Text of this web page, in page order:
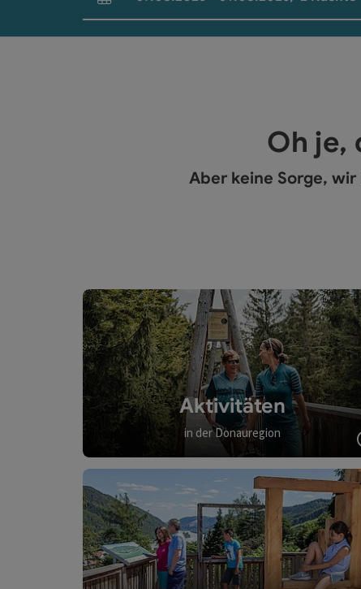
An- und Abreisefelder
Oh je,
Aber keine Sorge,
Aktivitäten
in der Donauregion